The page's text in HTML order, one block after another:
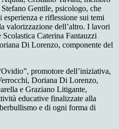
Gentile, psicologo, che
e riflessione sui temi
valorizzazione dell’altro. I lavori
Caterina Fantauzzi
Di Lorenzo, componente del
promotore dell’iniziativa,
Doriana Di Lorenzo,
e Graziano Litigante,
educative finalizzate alla
e di ogni forma di